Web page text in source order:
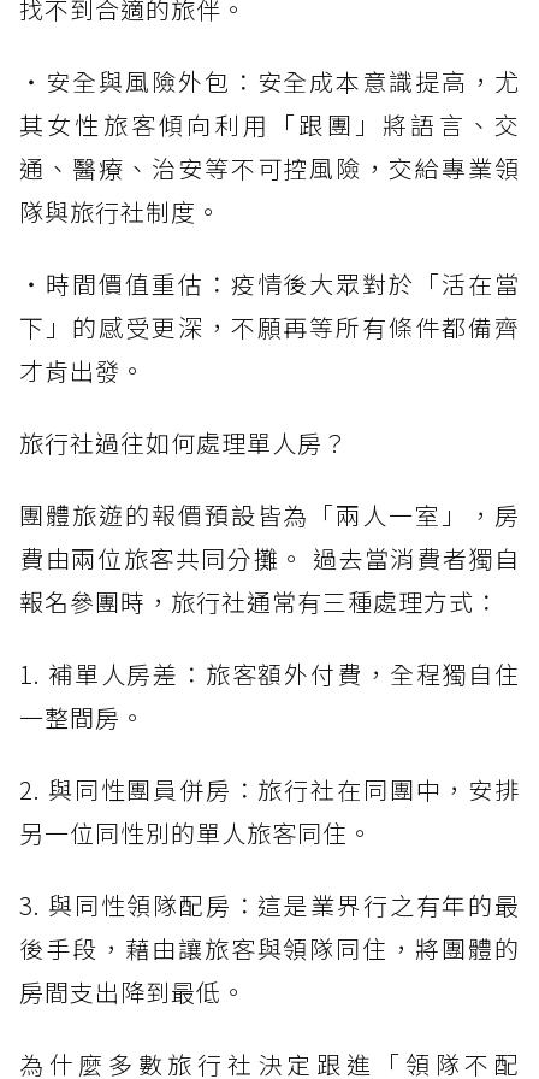
找不到合適的旅伴。
・安全與風險外包：安全成本意識提高，尤
其女性旅客傾向利用「跟團」將語言、交
通、醫療、治安等不可控風險，交給專業領
隊與旅行社制度。
・時間價值重估：疫情後大眾對於「活在當
下」的感受更深，不願再等所有條件都備齊
才肯出發。
旅行社過往如何處理單人房？
團體旅遊的報價預設皆為「兩人一室」，房
費由兩位旅客共同分攤。 過去當消費者獨自
報名參團時，旅行社通常有三種處理方式：
1. 補單人房差：旅客額外付費，全程獨自住
一整間房。
2. 與同性團員併房：旅行社在同團中，安排
另一位同性別的單人旅客同住。
3. 與同性領隊配房：這是業界行之有年的最
後手段，藉由讓旅客與領隊同住，將團體的
房間支出降到最低。
為什麼多數旅行社決定跟進「領隊不配